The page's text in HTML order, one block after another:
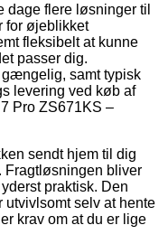
dage flere løsninger til
for øjeblikket
fleksibelt at kunne
passer dig.
samt typisk
levering ved køb af
Pro ZS671KS –
sendt hjem til dig
Fragtløsningen bliver
praktisk. Den
utvivlsomt selv at hente
krav om at du er lige